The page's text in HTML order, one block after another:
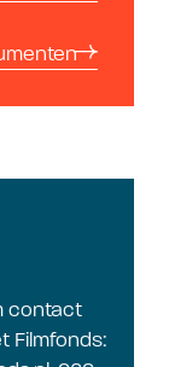
contact
Filmfonds: